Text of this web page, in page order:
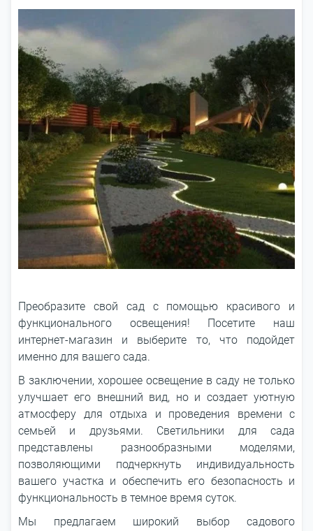
Преобразите свой сад с помощью красивого и
функционального освещения! Посетите наш
интернет-магазин и выберите то, что подойдет
именно для вашего сада.
В заключении, хорошее освещение в саду не только
улучшает его внешний вид, но и создает уютную
атмосферу для отдыха и проведения времени с
семьей и друзьями. Светильники для сада
представлены разнообразными моделями,
позволяющими подчеркнуть индивидуальность
вашего участка и обеспечить его безопасность и
функциональность в темное время суток.
Мы предлагаем широкий выбор садового